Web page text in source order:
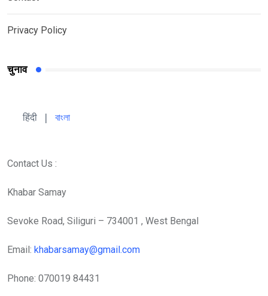
Privacy Policy
चुनाव
हिंदी | বাংলা
Contact Us :
Khabar Samay
Sevoke Road, Siliguri – 734001 , West Bengal
Email: khabarsamay@gmail.com
Phone: 070019 84431